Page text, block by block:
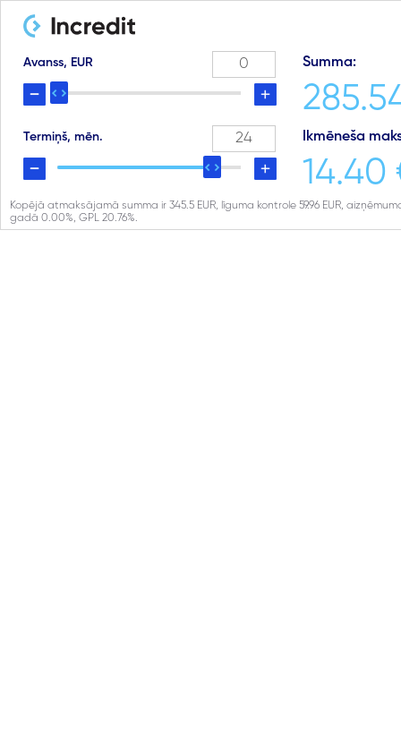
Avanss, EUR
Termiņš, mēn.
Summa:
Ikmēneša
14.40
Kopējā atmaksājamā summa ir 345.5 EUR, līguma kontrole 59.96 EUR,
gadā 0.00%, GPL 20.76%.